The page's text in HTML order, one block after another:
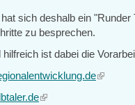
Keimzelle
sich deshalb ein
zu besprechen.
hilfreich ist dabei die
(link
(link